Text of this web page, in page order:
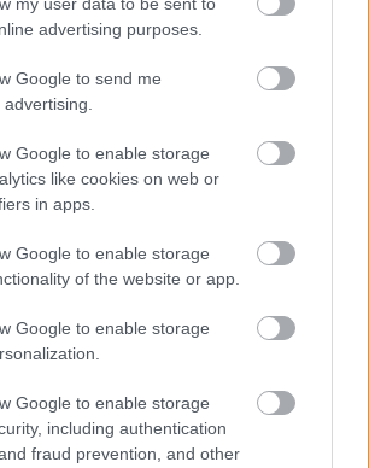
advertising purposes.
Google to send me
Google to enable storage
like cookies on web or
in apps.
Google to enable storage
of the website or app.
Google to enable storage
Google to enable storage
including authentication
fraud prevention, and other